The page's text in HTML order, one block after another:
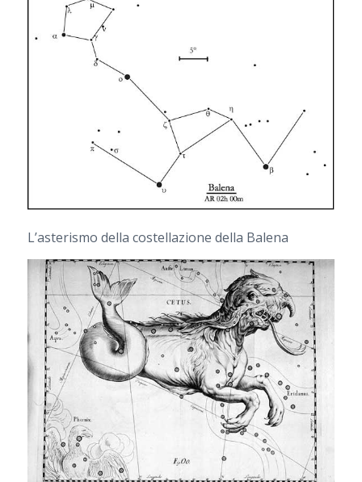
L’asterismo della costellazione della Balena